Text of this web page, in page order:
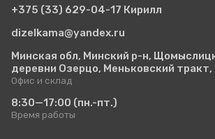
+375 (33) 629-04-17 Кирилл
dizelkama@yandex.ru
Минская обл, Минский р-н,
деревни Озерцо, Меньковский тракт,
Офис и склад
8:30—17:00 (пн.-пт.)
Время работы